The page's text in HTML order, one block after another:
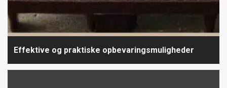
Effektive og praktiske opbevaringsmuligheder